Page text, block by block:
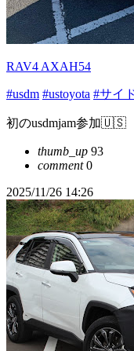
RAV4 AXAH54
#usdm #ustoyota #サイ
初のusdmjam参加🇺🇸
thumb_up 93
comment0
2025/11/26 14:26